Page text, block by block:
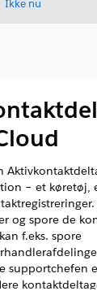
Ikke nu
– et køretøj,
og spore de
f.eks. spore
supportchefen